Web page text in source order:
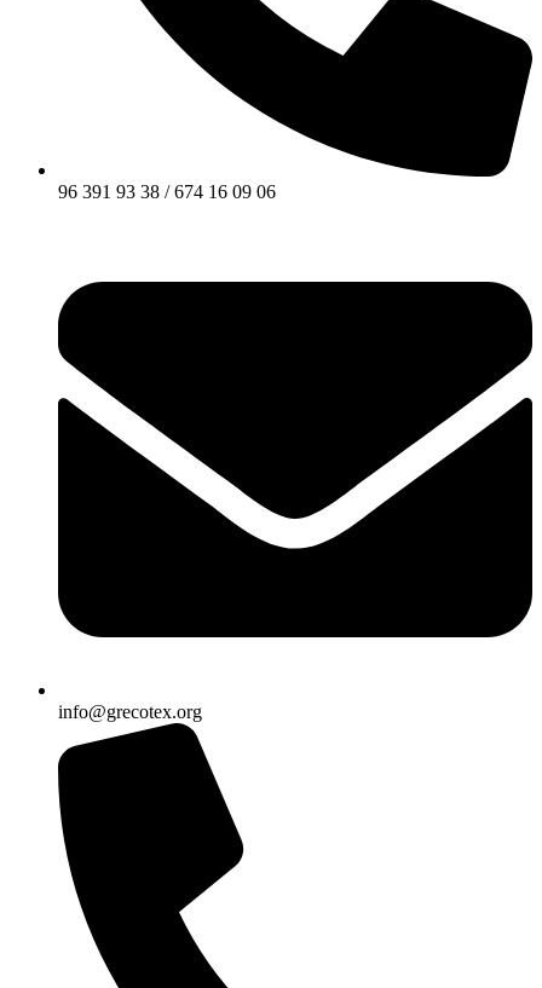
96 391 93 38 / 674 16 09 06
info@grecotex.org